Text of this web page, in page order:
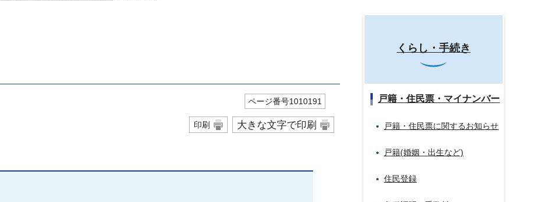
ページ番号1010191
印刷 大きな文字で印刷
くらし・手続き
戸籍・住民票・マイナンバー
戸籍・住民票に関するお知らせ
戸籍(婚姻・出生など)
住民登録